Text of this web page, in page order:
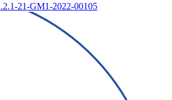
21-GM1-2022-00105